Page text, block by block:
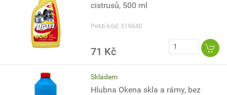
cistrusů, 500 ml
PeMi kód: 519840
71 Kč
Skladem
Hlubna Okena skla a rámy, bez